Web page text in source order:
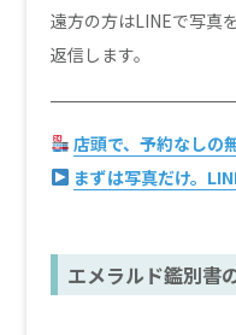
遠方の方はLINEで写真
返信します。
店頭で、予約なしの
まずは写真だけ。
エメラルド鑑別書